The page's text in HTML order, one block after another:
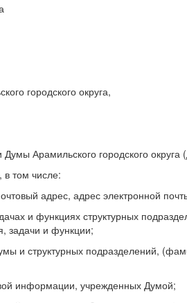
городского округа,
Арамильского городского
том числе:
адрес, адрес электронной
и функциях структурных
задачи и функции;
и структурных подразделений,
информации, учрежденных Думой;